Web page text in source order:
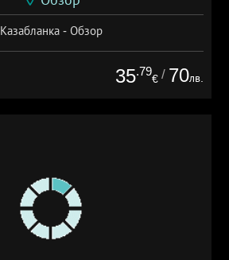
Казабланка - Обзор
35.79
€ / 70лв.